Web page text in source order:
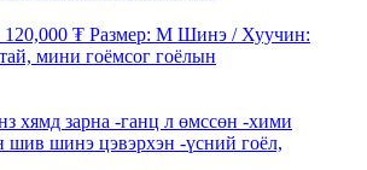
₮ Размер: M Шинэ / Хуучин:
мини гоёмсог гоёлын